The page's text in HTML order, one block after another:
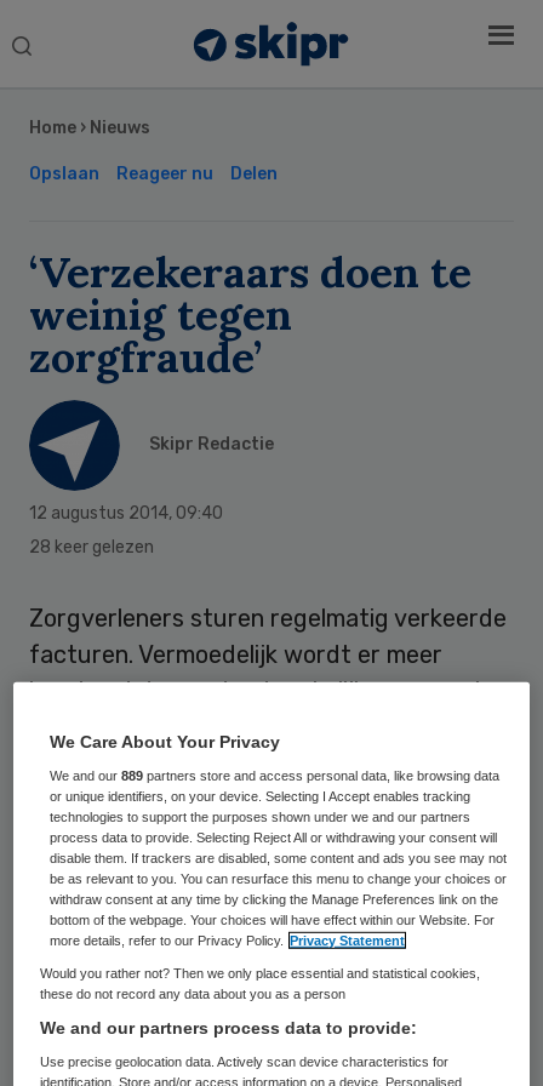
Search
Home › Nieuws
Opslaan Reageer nu Delen
‘Verzekeraars doen te
weinig tegen
zorgfraude’
Skipr Redactie
12 augustus 2014, 09:40
28 keer gelezen
Zorgverleners sturen regelmatig verkeerde
facturen. Vermoedelijk wordt er meer
berekend dan er daadwerkelijk aan zorg is
klant zelf uitzoeken.
Dit zijn de conclusies uit eenonderzoekje
dat dagblad TC Tubantia zelf deed. Na een
oproep kreeg de krant elf meldingen binnen.
Ziekenhuis MST bracht een consult in
rekening dat eerder was afgezegd en een
fysiotherapeut factureerde een bezoek
twee keer.
Sidebar
We Care About Your Privacy
We and our889 partners store and access personal data, like browsing data
or unique identifiers, on your device. Selecting I Accept enables tracking
technologies to support the purposes shown under we and our partners
process data to provide. Selecting Reject All or withdrawing your consent will
disable them. If trackers are disabled, some content and ads you see may not
be as relevant to you. You can resurface this menu to change your choices or
withdraw consent at any time by clicking the Manage Preferences link on the
bottom of the webpage. Your choices will have effect within our Website. For
more details, refer to our Privacy Policy.
Privacy Statement
Would you rather not? Then we only place essential and statistical cookies,
these do not record any data about you as a person
We and our partners process data to provide:
Use precise geolocation data. Actively scan device characteristics for
identification. Store and/or access information on a device. Personalised